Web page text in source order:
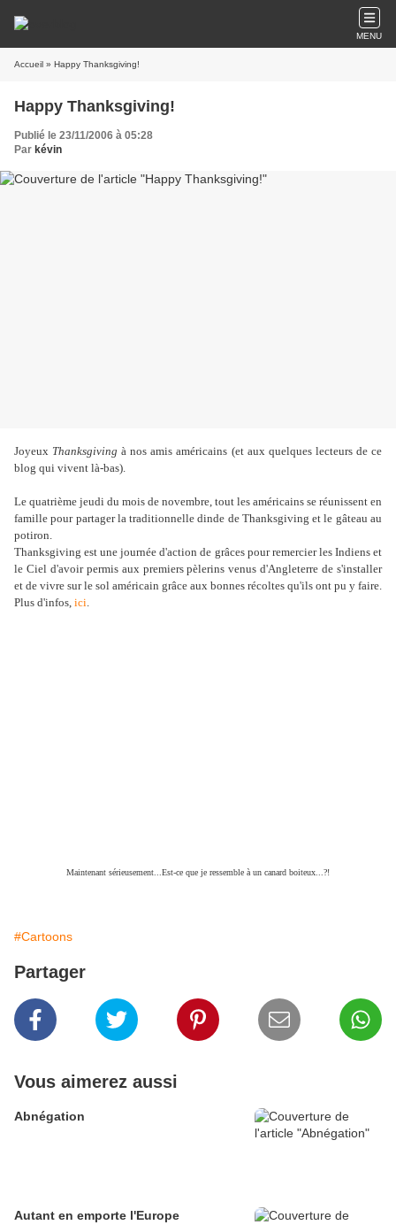
MENU
Accueil » Happy Thanksgiving!
Happy Thanksgiving!
Publié le 23/11/2006 à 05:28
Par kévin
Joyeux Thanksgiving à nos amis américains (et aux quelques lecteurs de ce
blog qui vivent là-bas).
Le quatrième jeudi du mois de novembre, tout les américains se réunissent en
famille pour partager la traditionnelle dinde de Thanksgiving et le gâteau au
potiron.
Thanksgiving est une journée d'action de grâces pour remercier les Indiens et
le Ciel d'avoir permis aux premiers pèlerins venus d'Angleterre de s'installer
et de vivre sur le sol américain grâce aux bonnes récoltes qu'ils ont pu y faire.
Plus d'infos, ici.
Maintenant sérieusement...Est-ce que je ressemble à un canard boiteux...?!
#Cartoons
Partager
Vous aimerez aussi
Abnégation
Autant en emporte l'Europe